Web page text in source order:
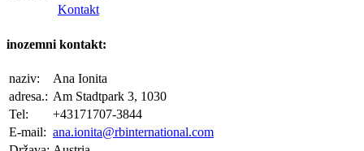
Kontakt
inozemni kontakt:
naziv:
Ana Ionita
adresa.: Am Stadtpark 3, 1030
Tel:
+43171707-3844
E-mail: ana.ionita@rbinternational.com